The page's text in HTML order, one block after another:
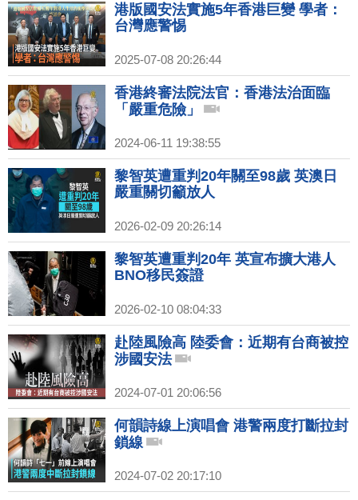
港版國安法實施5年香港巨變 學者：
台灣應警惕
2025-07-08 20:26:44
香港終審法院法官：香港法治面臨
「嚴重危險」
2024-06-11 19:38:55
黎智英遭重判20年關至98歲 英澳日
嚴重關切籲放人
2026-02-09 20:26:14
黎智英遭重判20年 英宣布擴大港人
BNO移民簽證
2026-02-10 08:04:33
赴陸風險高 陸委會：近期有台商被控
涉國安法
2024-07-01 20:06:56
何韻詩線上演唱會 港警兩度打斷拉封
鎖線
2024-07-02 20:17:10